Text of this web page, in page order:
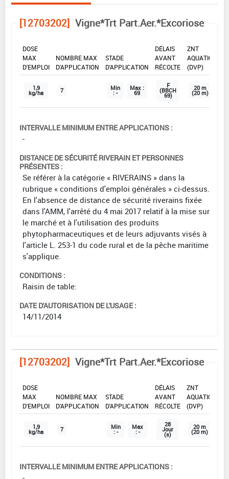
[12703202] Vigne*Trt Part.Aer.*Excoriose
DOSE
MAX
D'EMPLOI
NOMBRE MAX
D'APPLICATION
STADE
D'APPLICATION
DÉLAIS
AVANT
RÉCOLTE
ZNT
AQUATIQUE
(DVP)
1,9
kg/ha 7 Min
: -
Max :
69
F
(BBCH
69)
20 m
(20 m)
INTERVALLE MINIMUM ENTRE APPLICATIONS :
-
DISTANCE DE SÉCURITÉ RIVERAIN ET PERSONNES
PRÉSENTES :
Se référer à la catégorie « RIVERAINS » dans la
rubrique « conditions d'emploi générales » ci-dessus.
En l'absence de distance de sécurité riverains fixée
dans l'AMM, l'arrêté du 4 mai 2017 relatif à la mise sur
le marché et à l'utilisation des produits
phytopharmaceutiques et de leurs adjuvants visés à
l'article L. 253-1 du code rural et de la pêche maritime
s'applique.
CONDITIONS :
Raisin de table:
DATE D'AUTORISATION DE L'USAGE :
14/11/2014
[12703202] Vigne*Trt Part.Aer.*Excoriose
DOSE
MAX
D'EMPLOI
NOMBRE MAX
D'APPLICATION
STADE
D'APPLICATION
DÉLAIS
AVANT
RÉCOLTE
ZNT
AQUATIQUE
(DVP)
1,9
kg/ha 7 Min
: -
Max
: -
28
Jour
(s)
20 m
(20 m)
INTERVALLE MINIMUM ENTRE APPLICATIONS :